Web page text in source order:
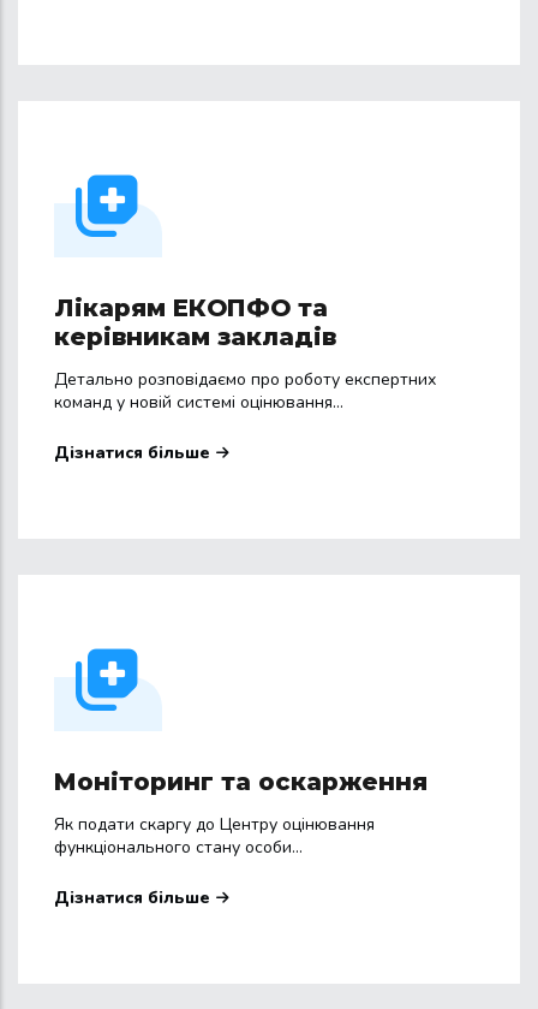
Лікарям ЕКОПФО та
керівникам закладів
Детально розповідаємо про роботу експертних
команд у новій системі оцінювання...
Дізнатися більше
Моніторинг та оскарження
Як подати скаргу до Центру оцінювання
функціонального стану особи...
Дізнатися більше